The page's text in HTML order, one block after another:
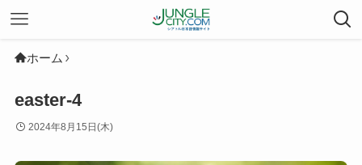
ホーム
easter-4
2024年8月15日(木)